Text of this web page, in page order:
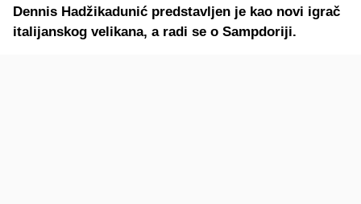
Dennis Hadžikadunić predstavljen je kao novi igrač
italijanskog velikana, a radi se o Sampdoriji.